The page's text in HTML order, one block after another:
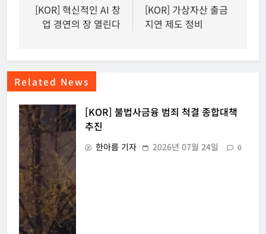
탐
[KOR] 혁신적인 AI 창
업 경연의 장 열린다
[KOR] 가상자산 출금
지연 제도 정비
Related News
[KOR] 불법사금융 범죄 척결 종합대책
추진
한아름 기자 2026년 07월 24일 0